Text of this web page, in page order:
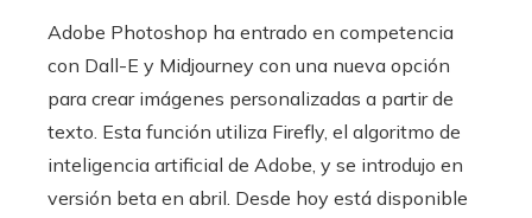
Adobe Photoshop ha entrado en competencia
con Dall-E y Midjourney con una nueva opción
para crear imágenes personalizadas a partir de
texto. Esta función utiliza Firefly, el algoritmo de
inteligencia artificial de Adobe, y se introdujo en
versión beta en abril. Desde hoy está disponible